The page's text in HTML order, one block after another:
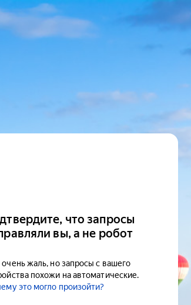
что запросы
вы, а не робот
жаль, но запросы с вашего
похожи на автоматические.
это могло произойти?